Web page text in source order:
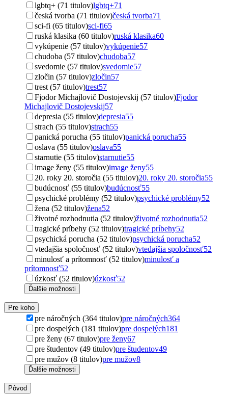
lgbtq+ (71 titulov)lgbtq+71
česká tvorba (71 titulov)česká tvorba71
sci-fi (65 titulov)sci-fi65
ruská klasika (60 titulov)ruská klasika60
vykúpenie (57 titulov)vykúpenie57
chudoba (57 titulov)chudoba57
svedomie (57 titulov)svedomie57
zločin (57 titulov)zločin57
trest (57 titulov)trest57
Fjodor Michajlovič Dostojevskij (57 titulov)Fjodor
Michajlovič Dostojevskij57
depresia (55 titulov)depresia55
strach (55 titulov)strach55
panická porucha (55 titulov)panická porucha55
oslava (55 titulov)oslava55
starnutie (55 titulov)starnutie55
image ženy (55 titulov)image ženy55
20. roky 20. storočia (55 titulov)20. roky 20. storočia55
budúcnosť (55 titulov)budúcnosť55
psychické problémy (52 titulov)psychické problémy52
žena (52 titulov)žena52
životné rozhodnutia (52 titulov)životné rozhodnutia52
tragické príbehy (52 titulov)tragické príbehy52
psychická porucha (52 titulov)psychická porucha52
vtedajšia spoločnosť (52 titulov)vtedajšia spoločnosť52
minulosť a prítomnosť (52 titulov)minulosť a
prítomnosť52
úzkosť (52 titulov)úzkosť52
Ďalšie možnosti
Pre koho
pre náročných (364 titulov)pre náročných364
pre dospelých (181 titulov)pre dospelých181
pre ženy (67 titulov)pre ženy67
pre študentov (49 titulov)pre študentov49
pre mužov (8 titulov)pre mužov8
Ďalšie možnosti
Pôvod